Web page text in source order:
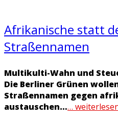
Afrikanische statt
Straßennamen
Multikulti-Wahn und
Die Berliner Grünen
Straßennamen gegen
austauschen……